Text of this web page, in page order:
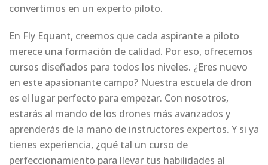
convertimos en un experto piloto.
En Fly Equant, creemos que cada aspirante a piloto
merece una formación de calidad. Por eso, ofrecemos
cursos diseñados para todos los niveles. ¿Eres nuevo
en este apasionante campo? Nuestra escuela de dron
es el lugar perfecto para empezar. Con nosotros,
estarás al mando de los drones más avanzados y
aprenderás de la mano de instructores expertos. Y si ya
tienes experiencia, ¿qué tal un curso de
perfeccionamiento para llevar tus habilidades al